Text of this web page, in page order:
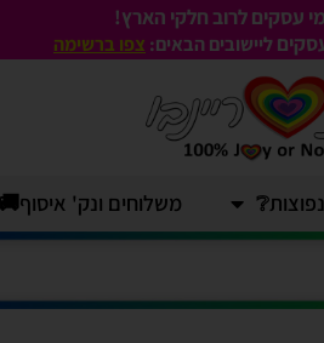
ליישובים הבאים: צפו ברשימה
משלוחים ונק' איסוף🚚